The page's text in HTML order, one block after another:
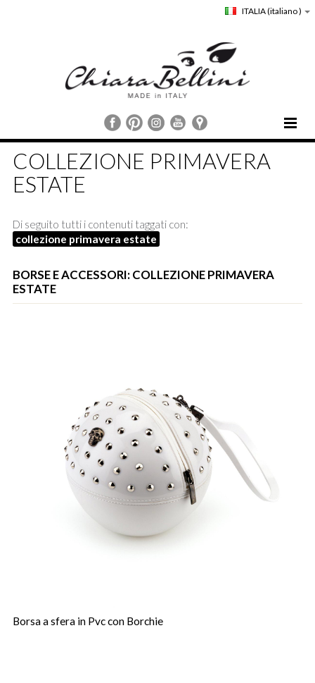
ITALIA(italiano )
HOME
CHIARA BELLINI
COLLEZIONI
STORE LOCATOR
CUSTOMER SERVICE
COLLEZIONE PRIMAVERA
ESTATE
Di seguito tutti i contenuti taggati con:
collezione primavera estate
BORSE E ACCESSORI: COLLEZIONE PRIMAVERA
ESTATE
Borsa a sfera in Pvc con Borchie